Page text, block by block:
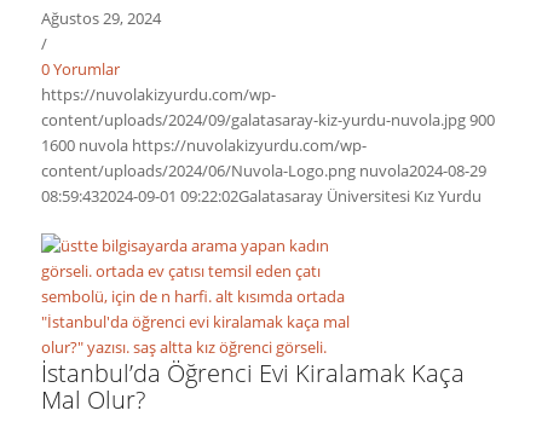
Ağustos 29, 2024
/
0 Yorumlar
https://nuvolakizyurdu.com/wp-
content/uploads/2024/09/galatasaray-kiz-yurdu-nuvola.jpg900
1600 nuvola https://nuvolakizyurdu.com/wp-
content/uploads/2024/06/Nuvola-Logo.png nuvola2024-08-29
08:59:432024-09-01 09:22:02Galatasaray Üniversitesi Kız Yurdu
İstanbul’da Öğrenci Evi Kiralamak Kaça
Mal Olur?